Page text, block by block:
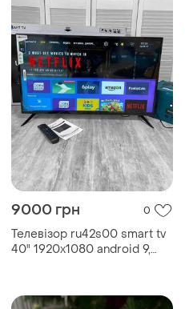
9000 грн 0
Телевізор ru42s00 smart tv
40" 1920x1080 android 9,